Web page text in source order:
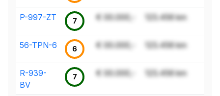
P-997-ZT 7 € 00.000,- 123.456 km
56-TPN-6 6 € 00.000,- 123.456 km
R-939-
BV
7 € 00.000,- 123.456 km